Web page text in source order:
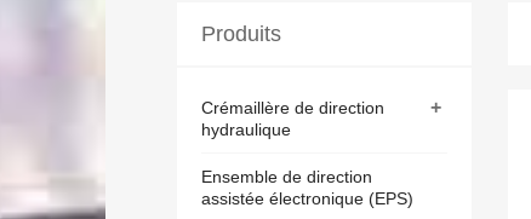
Produits
+
Crémaillère de direction
hydraulique
Ensemble de direction
assistée électronique (EPS)